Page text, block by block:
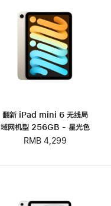
翻新 iPad mini 6 无线局
域网机型 256GB - 星光色
RMB 4,299